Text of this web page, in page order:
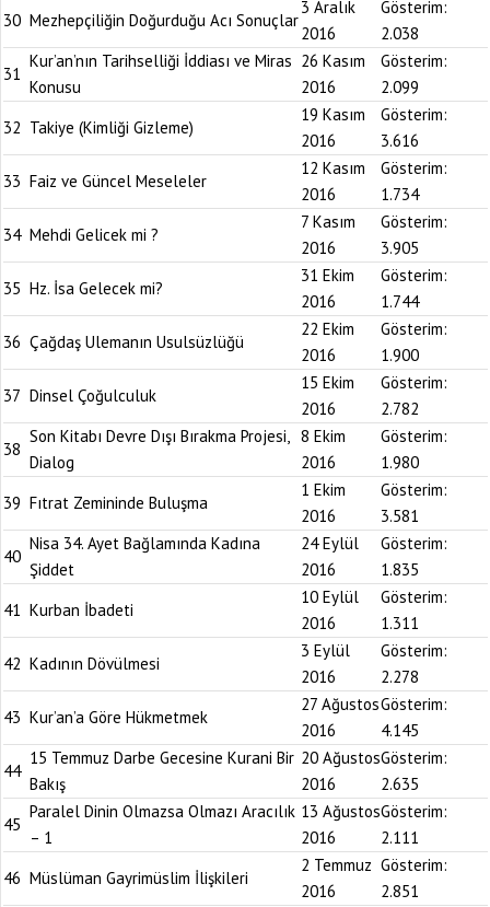
30 Mezhepçiliğin Doğurduğu Acı Sonuçlar
3 Aralık
2016
Gösterim:
2.038
31
Kur’an’nın Tarihselliği İddiası ve Miras
Konusu
26 Kasım
2016
Gösterim:
2.099
32 Takiye (Kimliği Gizleme)
19 Kasım
2016
Gösterim:
3.616
33 Faiz ve Güncel Meseleler
12 Kasım
2016
Gösterim:
1.734
34 Mehdi Gelicek mi ?
7 Kasım
2016
Gösterim:
3.905
35 Hz. İsa Gelecek mi?
31 Ekim
2016
Gösterim:
1.744
36 Çağdaş Ulemanın Usulsüzlüğü
22 Ekim
2016
Gösterim:
1.900
37 Dinsel Çoğulculuk
15 Ekim
2016
Gösterim:
2.782
38
Son Kitabı Devre Dışı Bırakma Projesi,
Dialog
8 Ekim
2016
Gösterim:
1.980
39 Fıtrat Zemininde Buluşma
1 Ekim
2016
Gösterim:
3.581
40
Nisa 34. Ayet Bağlamında Kadına
Şiddet
24 Eylül
2016
Gösterim:
1.835
41 Kurban İbadeti
10 Eylül
2016
Gösterim:
1.311
42 Kadının Dövülmesi
3 Eylül
2016
Gösterim:
2.278
43 Kur’an’a Göre Hükmetmek
27 Ağustos
2016
Gösterim:
4.145
44
15 Temmuz Darbe Gecesine Kurani Bir
Bakış
20 Ağustos
2016
Gösterim:
2.635
45
Paralel Dinin Olmazsa Olmazı Aracılık
– 1
13 Ağustos
2016
Gösterim:
2.111
46 Müslüman Gayrimüslim İlişkileri
2 Temmuz
2016
Gösterim:
2.851